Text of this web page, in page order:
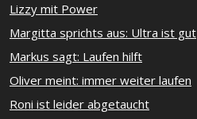
Lizzy mit Power
Margitta sprichts aus: Ultra ist gut
Markus sagt: Laufen hilft
Oliver meint: immer weiter laufen
Roni ist leider abgetaucht